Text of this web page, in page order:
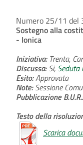
Numero 25/11
Sostegno alla
- Ionica
Iniziativa:Trenta,
Discussa:Si,
Esito:Approvata
Note:Sessione
Pubblicazione B.U.R.:
Testo della
Scarica